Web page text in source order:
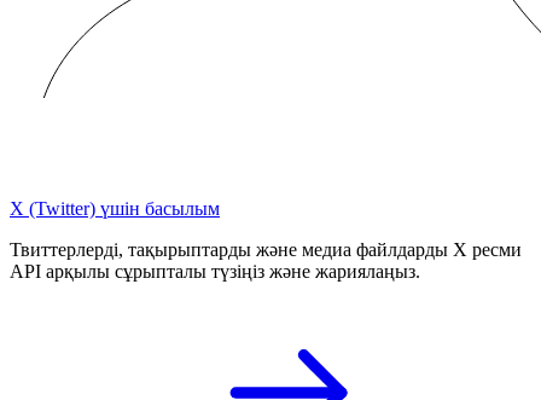
X (Twitter) үшін басылым
Твиттерлерді, тақырыптарды және медиа файлдарды X ресми
API арқылы сұрыпталы түзіңіз және жариялаңыз.